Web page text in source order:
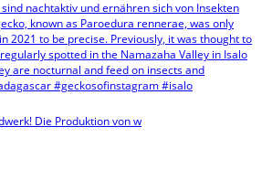
Die Produktion von w